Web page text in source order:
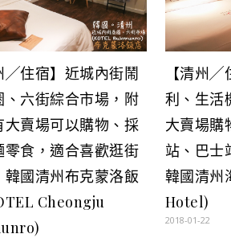
╱住宿】近城內街鬧
、六街綜合市場，附
大賣場可以購物、採
零食，適合喜歡逛街
韓國清州布克蒙洛飯
Cheongju
【清州╱
利、生活
大賣場購
站、巴士
韓國清州
Hotel)
2018-01-22